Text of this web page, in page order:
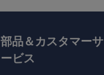
部品＆カスタマーサ
ービス